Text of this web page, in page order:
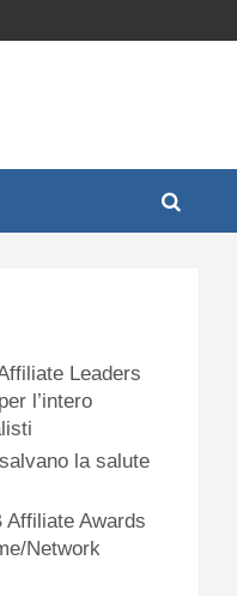
Leaders
l’intero
la salute
Awards
Network